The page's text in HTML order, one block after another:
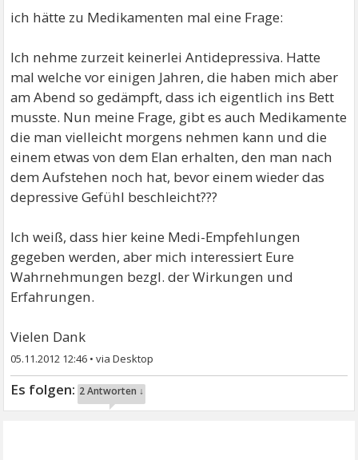
ich hätte zu Medikamenten mal eine Frage:
Ich nehme zurzeit keinerlei Antidepressiva. Hatte
mal welche vor einigen Jahren, die haben mich aber
am Abend so gedämpft, dass ich eigentlich ins Bett
musste. Nun meine Frage, gibt es auch Medikamente
die man vielleicht morgens nehmen kann und die
einem etwas von dem Elan erhalten, den man nach
dem Aufstehen noch hat, bevor einem wieder das
depressive Gefühl beschleicht???
Ich weiß, dass hier keine Medi-Empfehlungen
gegeben werden, aber mich interessiert Eure
Wahrnehmungen bezgl. der Wirkungen und
Erfahrungen.
Vielen Dank
05.11.2012 12:46 •
2 Antworten ↓